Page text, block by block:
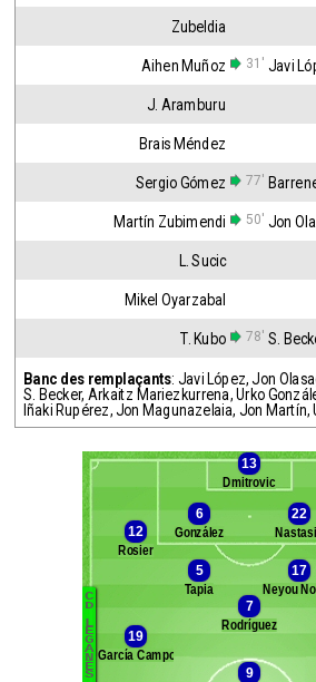
Zubeldia
Aihen Muñoz 31' Javi
J. Aramburu
Brais Méndez
Sergio Gómez 77'
Martín Zubimendi 50' Jon
L. Sucic
Mikel Oyarzabal
T. Kubo 78' S.
Banc des remplaçants: Javi López,Jon
S. Becker, Arkaitz Mariezkurrena,Urko
Iñaki Rupérez,Jon Magunazelaia, Jon Martín,